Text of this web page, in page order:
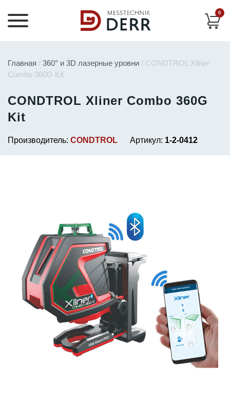
0
Главная / 360° и 3D лазерные уровни / CONDTROL Xliner
Combo 360G Kit
CONDTROL Xliner Combo 360G
Kit
Производитель: CONDTROL Артикул: 1-2-0412